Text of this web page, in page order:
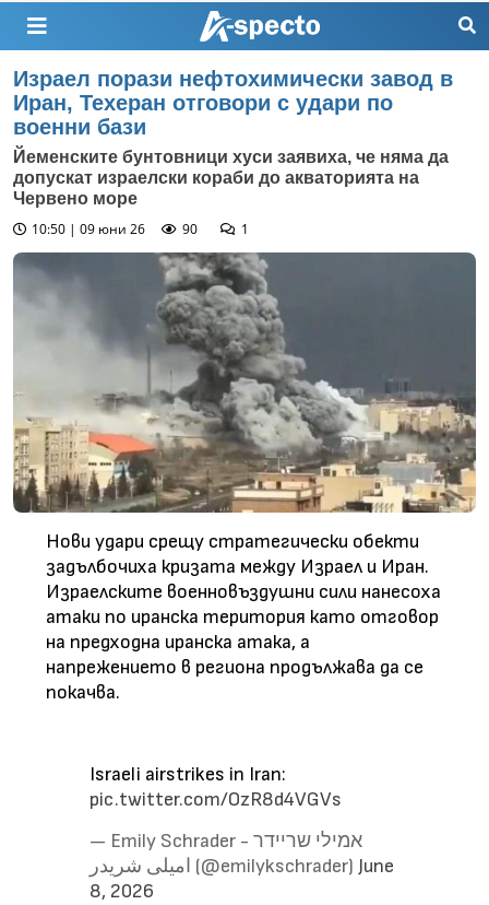
Израел порази нефтохимически завод в
Иран, Техеран отговори с удари по
военни бази
Йеменските бунтовници хуси заявиха, че няма да
допускат израелски кораби до акваторията на
Червено море
10:50 | 09 юни 26
90 1
Нови удари срещу стратегически обекти
задълбочиха кризата между Израел и Иран.
Израелските военновъздушни сили нанесоха
атаки по иранска територия като отговор
на предходна иранска атака, а
напрежението в региона продължава да се
покачва.
Israeli airstrikes in Iran:
pic.twitter.com/OzR8d4VGVs
— Emily Schrader - אמילי שריידר
امیلی شریدر (@emilykschrader) June
8, 2026